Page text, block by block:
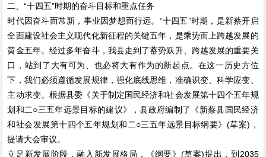
二、“十四五”时期的奋斗目标和重点任务
时代因奋斗而常新，事业因梦想而行远。“十四五”时期，是新蔡开启
全面建设社会主义现代化新征程的关键五年，是乘势而上跨越发展的
黄金五年。经过多年奋斗，我县走到了蓄势跃升、跨越发展的重要关
口，站到了大有可为、也必将大有作为的新起点。在这一历史方位
下，我们必须遵循发展规律，强化底线思维，准确识变、科学应变、
主动求变。根据县委《关于制定国民经济和社会发展第十四个五年规
划和二○三五年远景目标的建议》，县政府编制了《新蔡县国民经济
和社会发展第十四个五年规划和二○三五年远景目标纲要》(草案)，
提请大会审议。
立足新发展阶段，融入新发展格局，《纲要》(草案)提出，到2035